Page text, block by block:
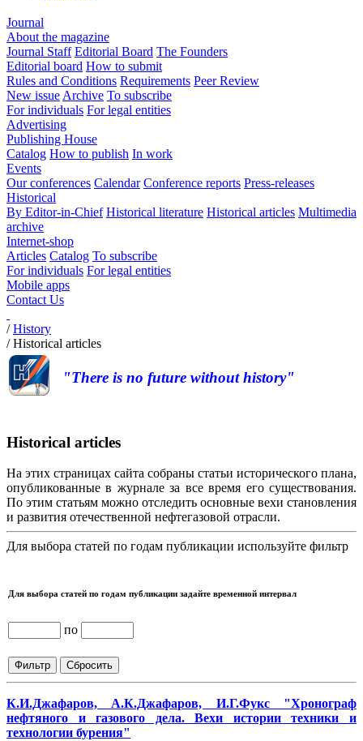
Journal
About the magazine
Journal Staff Editorial Board The Founders
Editorial board How to submit
Rules and Conditions Requirements Peer Review
New issue Archive To subscribe
For individuals For legal entities
Advertising
Publishing House
Catalog How to publish In work
Events
Our conferences Calendar Conference reports Press-releases
Historical
By Editor-in-Chief Historical literature Historical articles Multimedia
archive
Internet-shop
Articles Catalog To subscribe
For individuals For legal entities
Mobile apps
Contact Us
/History
/Historical articles
"There is no future without history"
Historical articles
На этих страницах сайта собраны статьи исторического плана,
опубликованные в журнале за все время его существования.
По этим статьям можно отследить основные вехи становления
и развития отечественной нефтегазовой отрасли.
Для выбора статей по годам публикации используйте фильтр
Для выбора статей по годам публикации задайте временной интервал
по
К.И.Джафаров, А.К.Джафаров, И.Г.Фукс "Хронограф
нефтяного и газового дела. Вехи истории техники и
технологии бурения"